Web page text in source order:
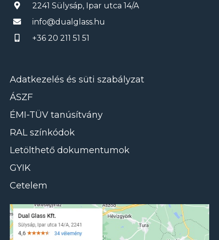
2241 Sülysáp, Ipar utca 14/A
info@dualglass.hu
+36 20 211 51 51
Adatkezelés és süti szabályzat
ÁSZF
ÉMI-TÜV tanúsítvány
RAL színkódok
Letölthető dokumentumok
GYIK
Cetelem